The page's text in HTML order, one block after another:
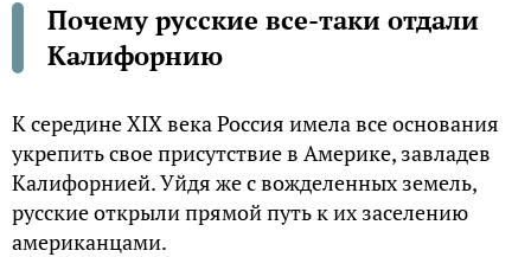
Почему русские все-таки отдали
Калифорнию
К середине XIX века Россия имела все основания
укрепить свое присутствие в Америке, завладев
Калифорнией. Уйдя же с вожделенных земель,
русские открыли прямой путь к их заселению
американцами.